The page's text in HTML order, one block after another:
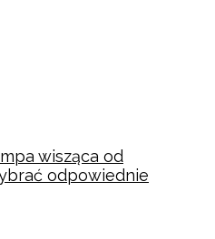
wisząca od
odpowiednie